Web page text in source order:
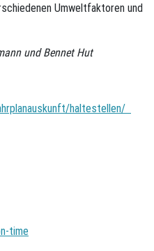
Umweltfaktoren und
und Bennet Hut
haltestellen/
time